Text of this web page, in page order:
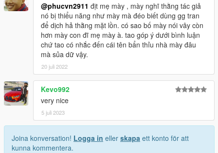
@phucvn2911 địt mẹ mày , mày nghĩ thằng tác giả
nó bị thiểu năng như mày mà đéo biết dùng gg tran
để dịch hả thằng mặt lồn. có sao bố mày nói vây còn
hơn mày con đĩ mẹ mày à. tao góp ý dưới bình luận
chứ tao có nhắc đến cái tên bẩn thỉu nhà mày đâu
mà sủa dữ vậy.
20 juli 2022
Kevo992
very nice
5 juli 2023
Joina konversation! Logga in eller skapa ett konto för att
kunna kommentera.